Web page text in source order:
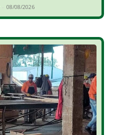
- 08/08/2026